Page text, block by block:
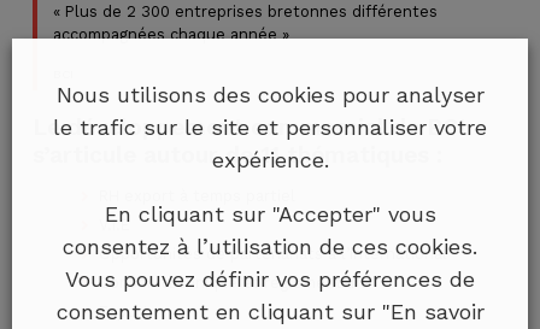
« Plus de 2 300 entreprises bretonnes différentes
accompagnées chaque année »
Le développement commercial de BCI
s’articule autour de 11 thématiques :
V.I.E
Opportunités de partenariats à l’international
Conseil technique et réglementaire
Export
Nous utilisons des cookies pour analyser
le trafic sur le site et personnaliser votre
expérience.
En cliquant sur "Accepter" vous
consentez à l’utilisation de ces cookies.
Vous pouvez définir vos préférences de
consentement en cliquant sur "En savoir